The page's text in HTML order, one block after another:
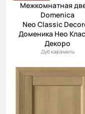
Межкомнатная
Domenica
Neo Classic
Доменика Нео
Декоро
Дуб карамель